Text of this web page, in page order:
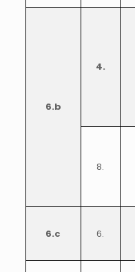
6.b
4.
8.
6.c 6.